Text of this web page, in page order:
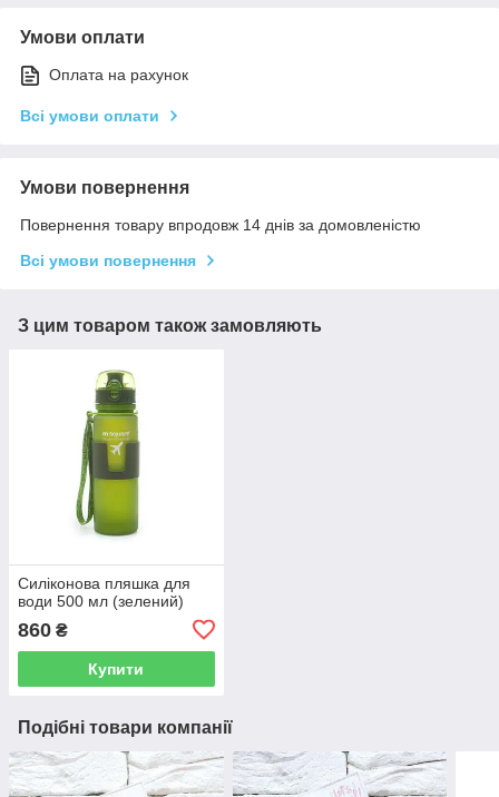
Умови оплати
Оплата на рахунок
Всі умови оплати
Умови повернення
Повернення товару впродовж 14 днів за домовленістю
Всі умови повернення
З цим товаром також замовляють
Силіконова пляшка для
води 500 мл (зелений)
860 ₴
Купити
Подібні товари компанії